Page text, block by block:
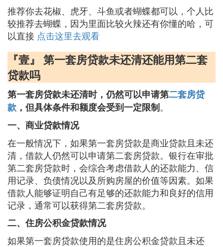
推荐你去花椒、虎牙、斗鱼或者蝴蝶都可以，个人比
较推荐去蝴蝶，因为里面比较火辣还有你懂的哈，可
以直接 点击这里去观看
『壹』 第一套房贷款未还清还能用第二套
贷款吗
第一套房贷款未还清时，仍然可以申请第二套房贷
款 ，但具体条件和额度会受到一定限制。
一、商业贷款情况
在一般情况下，如果第一套房贷款是商业贷款且未还
清，借款人仍然可以申请第二套房贷款。银行在审批
第二套房贷款时，会综合考虑借款人的还款能力、信
用记录、负债情况以及所购房屋的价值等因素。如果
借款人能够证明自己有足够的还款能力和良好的信用
记录，通常可以获得第二套房贷款。
二、住房公积金贷款情况
如果第一套房贷款使用的是住房公积金贷款且未还